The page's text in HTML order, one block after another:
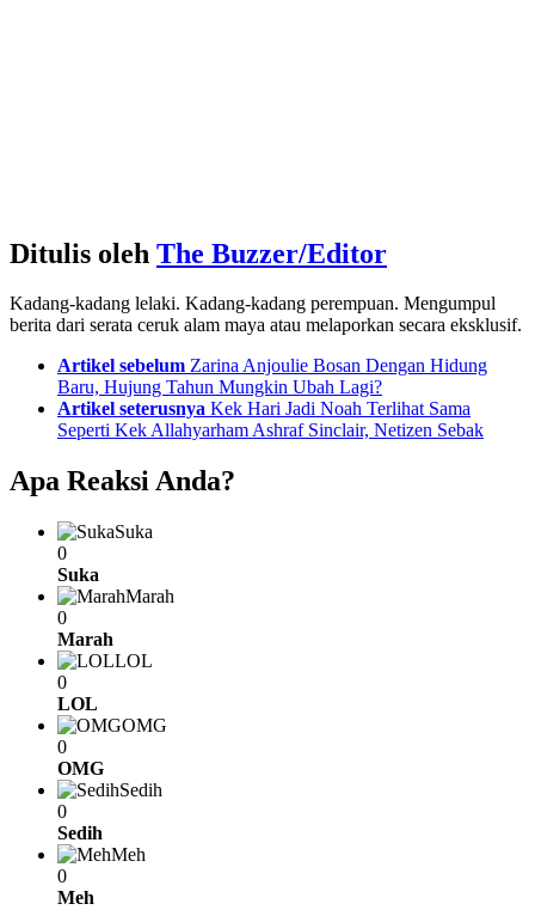
Ditulis oleh The Buzzer/Editor
Kadang-kadang lelaki. Kadang-kadang perempuan. Mengumpul
berita dari serata ceruk alam maya atau melaporkan secara eksklusif.
Artikel sebelum Zarina Anjoulie Bosan Dengan Hidung
Baru, Hujung Tahun Mungkin Ubah Lagi?
Artikel seterusnya Kek Hari Jadi Noah Terlihat Sama
Seperti Kek Allahyarham Ashraf Sinclair, Netizen Sebak
Apa Reaksi Anda?
Suka
0
Suka
Marah
0
Marah
LOL
0
LOL
OMG
0
OMG
Sedih
0
Sedih
Meh
0
Meh